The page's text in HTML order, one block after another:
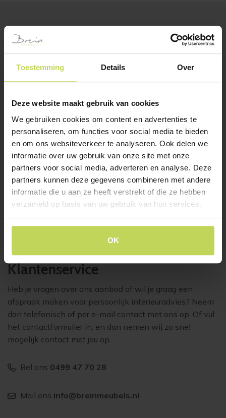
Toestemming Details Over
Deze website maakt gebruik van cookies
We gebruiken cookies om content en advertenties te
personaliseren, om functies voor social media te bieden
en om ons websiteverkeer te analyseren. Ook delen we
informatie over uw gebruik van onze site met onze
partners voor social media, adverteren en analyse. Deze
partners kunnen deze gegevens combineren met andere
informatie die u aan ze heeft verstrekt of die ze hebben
verzameld op basis van uw gebruik van hun services.
OK
BESTSELLERS
Klanten bekeken ook
Xooon salontafel
MASURA 68×67,5cm
eiken
XOOON
€ 199,-
Xooon eetkamertafel
MASURA ellips
220x105cm roest
XOOON
€ 1.199,-
Klantenservice
Heb je vragen over ons aanbod of wil je graag een
afspraak maken voor persoonlijk interieuradvies? Neem
dan telefonisch of per e-mail contact met ons op. Of vul
het contactformulier in, en dan nemen wij zo snel
mogelijk contact met jou op.
Bel ons 0499 47 70 28
Mail ons info@breinmeubels.nl